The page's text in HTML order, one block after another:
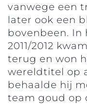
vanwege een
later ook een
bovenbeen. In
2011/2012
terug en won
wereldtitel op
behaalde hij
team goud op